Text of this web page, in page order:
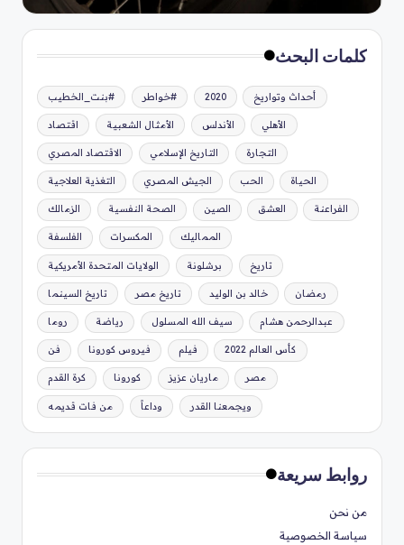
كلمات البحث
#بنت_الخطيب #خواطر 2020 أحداث وتواريخ
اقتصاد الأمثال الشعبية الأندلس الأهلي
الاقتصاد المصري التاريخ الإسلامي التجارة
التغذية العلاجية الجيش المصري الحب الحياة
الزمالك الصحة النفسية الصين العشق الفراعنة
الفلسفة المكسرات المماليك
الولايات المتحدة الأمريكية برشلونة تاريخ
تاريخ السينما تاريخ مصر خالد بن الوليد رمضان
روما رياضة سيف الله المسلول عبدالرحمن هشام
فن فيروس كورونا فيلم كأس العالم 2022
كرة القدم كورونا ماريان عزيز مصر
من فات قديمه وداعاً ويجمعنا القدر
روابط سريعة
من نحن
سياسة الخصوصية